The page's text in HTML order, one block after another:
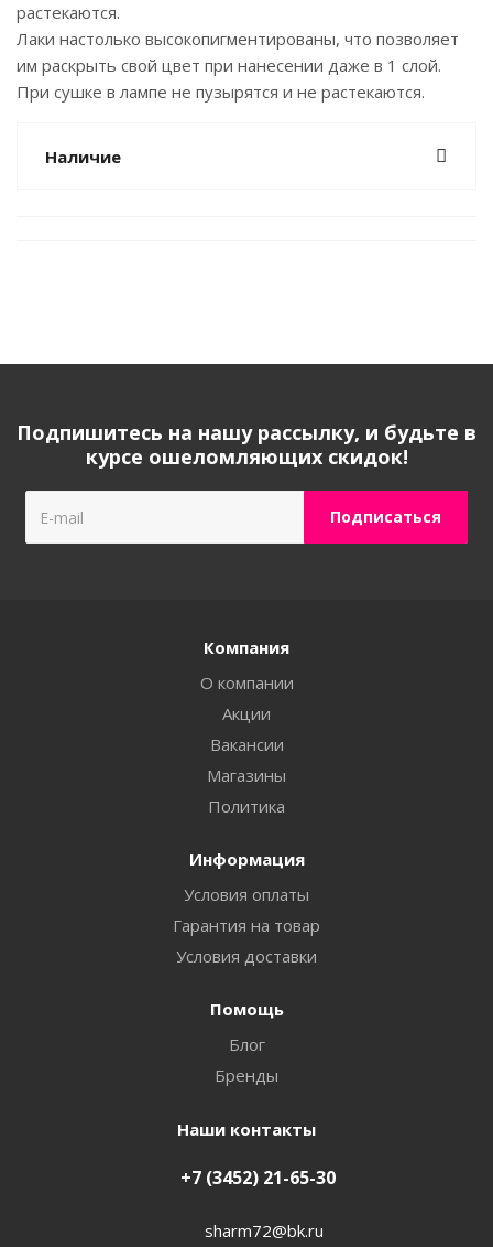
растекаются.
Лаки настолько высокопигментированы, что позволяет
им раскрыть свой цвет при нанесении даже в 1 слой.
При сушке в лампе не пузырятся и не растекаются.
Наличие
Подпишитесь на нашу рассылку, и будьте в
курсе ошеломляющих скидок!
Компания
О компании
Акции
Вакансии
Магазины
Политика
Информация
Условия оплаты
Гарантия на товар
Условия доставки
Помощь
Блог
Бренды
Наши контакты
+7 (3452) 21-65-30
sharm72@bk.ru